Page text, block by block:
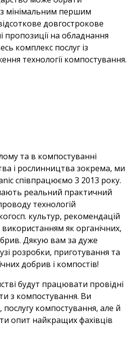
мінімальним першим
довгострокове
пропозиції на обладнання
комплекс послуг із
технології компостування.
та в компостуванні
і рослинництва зокрема, ми
співпрацюємо 3 2013 року.
реальний практичний
технологій
культур, рекомендацій
як органічних,
Дякую вам за дуже
розробки, приготування та
добрив і компостів!
будут працювати провідні
з компостування. Ви
компостування, але й
опит найкращих фахівців